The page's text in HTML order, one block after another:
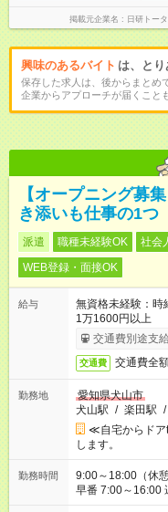
掲載元企業名 日研トー
興味のあるバイト は、と
保存した求人は、後からまとめ
企業からアプローチが届くこと
【オープニング募
き添いも仕事の1つ
派遣 職種未経験OK 社会
WEB登録・面接OK
給与
無資格未経験：
1万1600円以上
交通費別途支
交通費 交通費全
勤務地
愛知県犬山市
犬山駅 / 楽田駅 /
≪自宅からドア
します。
勤務時間
9:00～18:00（休憩60分） ■ご希望があれば
早番 7:00～16:00 遅
と休みを合わせた